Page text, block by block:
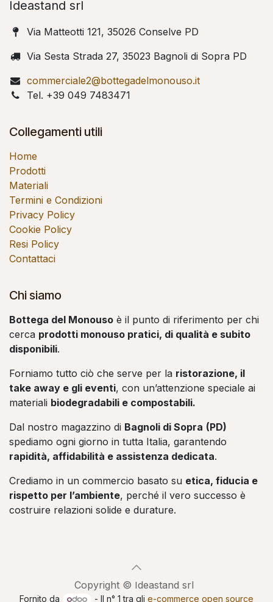
Ideastand srl
Via Matteotti 121, 35026 Conselve PD
Via Sesta Strada 27, 35023 Bagnoli di Sopra PD
commerciale2@bottegadelmonouso.it
Tel. +39 049 7483471
Collegamenti utili
Home
Prodotti
Materiali
Termini e Condizioni
Privacy Policy
Cookie Policy
Resi Policy
Contattaci
Chi siamo
Bottega del Monouso è il punto di riferimento per chi
cerca prodotti monouso pratici, di qualità e subito
disponibili.
Forniamo tutto ciò che serve per la ristorazione, il
take away e gli eventi, con un’attenzione speciale ai
materiali biodegradabili e compostabili.
Dal nostro magazzino di Bagnoli di Sopra (PD)
spediamo ogni giorno in tutta Italia, garantendo
rapidità, affidabilità e assistenza dedicata.
Crediamo in un commercio basato su etica, fiducia e
rispetto per l’ambiente, perché il vero successo è
costruire relazioni solide e durature.
Copyright © Ideastand srl
Fornito da - Il n° 1 tra gli e-commerce open source